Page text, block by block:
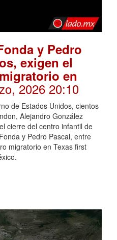
y Pedro
exigen el
en
2026 20:10
de Estados Unidos, cientos
Alejandro González
cierre del centro infantil de
y Pedro Pascal, entre
migratorio en Texas first